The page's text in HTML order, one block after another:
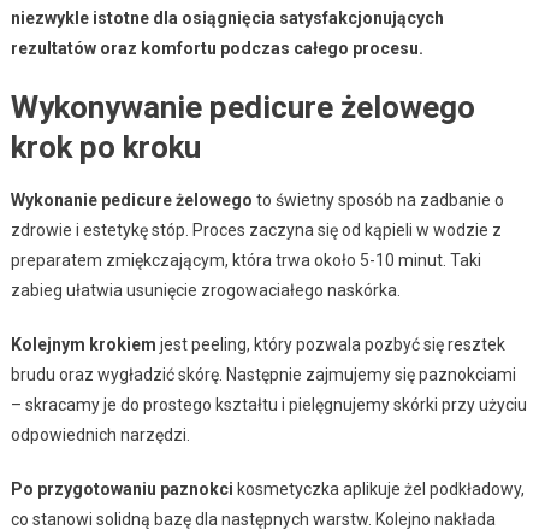
niezwykle istotne dla osiągnięcia satysfakcjonujących
rezultatów oraz komfortu podczas całego procesu.
Wykonywanie pedicure żelowego
krok po kroku
Wykonanie pedicure żelowego to świetny sposób na zadbanie o
zdrowie i estetykę stóp. Proces zaczyna się od kąpieli w wodzie z
preparatem zmiękczającym, która trwa około 5-10 minut. Taki
zabieg ułatwia usunięcie zrogowaciałego naskórka.
Kolejnym krokiem jest peeling, który pozwala pozbyć się resztek
brudu oraz wygładzić skórę. Następnie zajmujemy się paznokciami
– skracamy je do prostego kształtu i pielęgnujemy skórki przy użyciu
odpowiednich narzędzi.
Po przygotowaniu paznokci kosmetyczka aplikuje żel podkładowy,
co stanowi solidną bazę dla następnych warstw. Kolejno nakłada